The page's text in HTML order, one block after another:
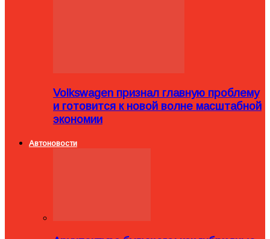
Volkswagen признал главную проблему
и готовится к новой волне масштабной
экономии
Автоновости